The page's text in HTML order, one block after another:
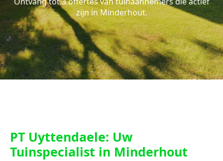
zijn in Minderhout.
PT Uyttendaele: Uw
Tuinspecialist in Minderhout